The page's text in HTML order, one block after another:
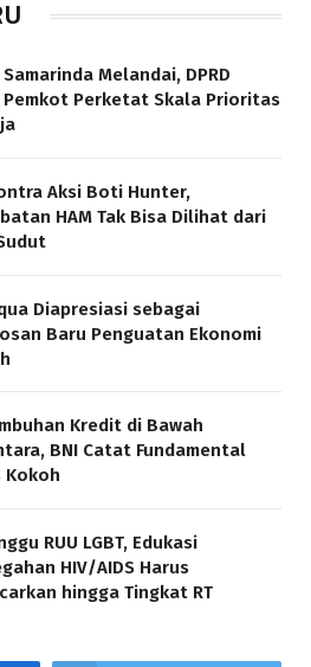
Melandai, DPRD
Perketat Skala Prioritas
Aksi Boti Hunter,
HAM Tak Bisa Dilihat dari
Diapresiasi sebagai
Baru Penguatan Ekonomi
Kredit di Bawah
BNI Catat Fundamental
Kokoh
RUU LGBT, Edukasi
HIV/AIDS Harus
hingga Tingkat RT